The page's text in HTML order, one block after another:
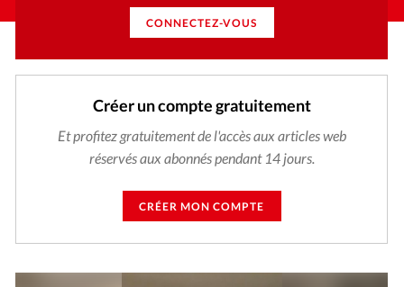
CONNECTEZ-VOUS
Créer un compte gratuitement
Et profitez gratuitement de l'accès aux articles web
réservés aux abonnés pendant 14 jours.
CRÉER MON COMPTE